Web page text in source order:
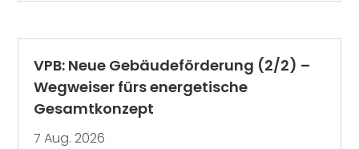
VPB: Neue Gebäudeförderung (2/2) –
Wegweiser fürs energetische
Gesamtkonzept
7 Aug. 2026